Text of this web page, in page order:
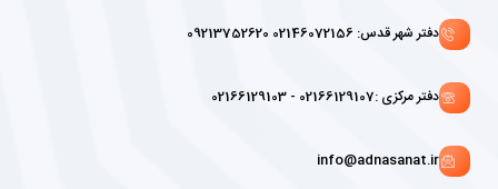
دفتر شهر قدس: 02146072156 09213752620
دفتر مرکزی :02166129107 - 02166129103
info@adnasanat.ir